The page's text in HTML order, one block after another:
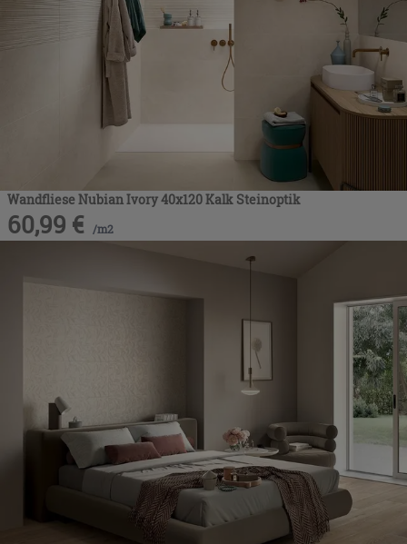
Wandfliese Nubian Ivory 40x120 Kalk Steinoptik
60,99 € /m2